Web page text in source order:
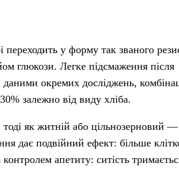
у форму так званого
глюкози. Легке підсмаження після
окремих досліджень,
залежно від виду хліба.
тоді як житній або цільнозерновий
дає подвійний ефект: більше
апетиту: ситість